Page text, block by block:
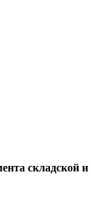
складской